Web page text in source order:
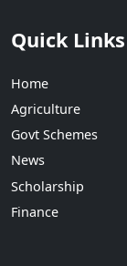
Quick Links
Home
Agriculture
Govt Schemes
News
Scholarship
Finance